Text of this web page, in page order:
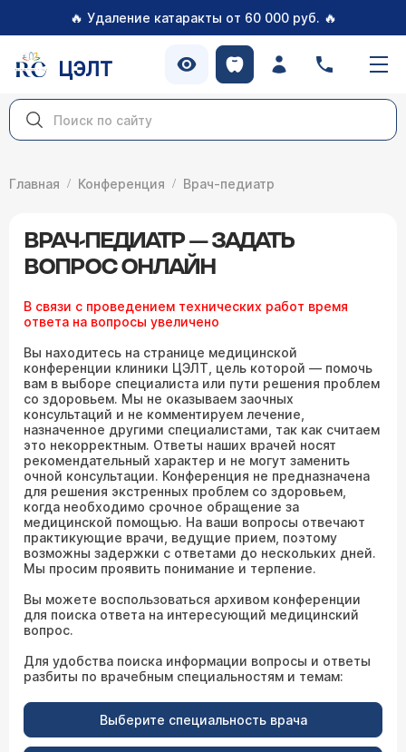
🔥 Удаление катаракты от 60 000 руб. 🔥
ЦЭЛТ
Главная Конференция Врач-педиатр
ВРАЧ-ПЕДИАТР — ЗАДАТЬ
ВОПРОС ОНЛАЙН
В связи с проведением технических работ время
ответа на вопросы увеличено
Вы находитесь на странице медицинской
конференции клиники ЦЭЛТ, цель которой — помочь
вам в выборе специалиста или пути решения проблем
со здоровьем. Мы не оказываем заочных
консультаций и не комментируем лечение,
назначенное другими специалистами, так как считаем
это некорректным. Ответы наших врачей носят
рекомендательный характер и не могут заменить
очной консультации. Конференция не предназначена
для решения экстренных проблем со здоровьем,
когда необходимо срочное обращение за
медицинской помощью. На ваши вопросы отвечают
практикующие врачи, ведущие прием, поэтому
возможны задержки с ответами до нескольких дней.
Мы просим проявить понимание и терпение.
Вы можете воспользоваться архивом конференции
для поиска ответа на интересующий медицинский
вопрос.
Для удобства поиска информации вопросы и ответы
разбиты по врачебным специальностям и темам:
Выберите специальность врача